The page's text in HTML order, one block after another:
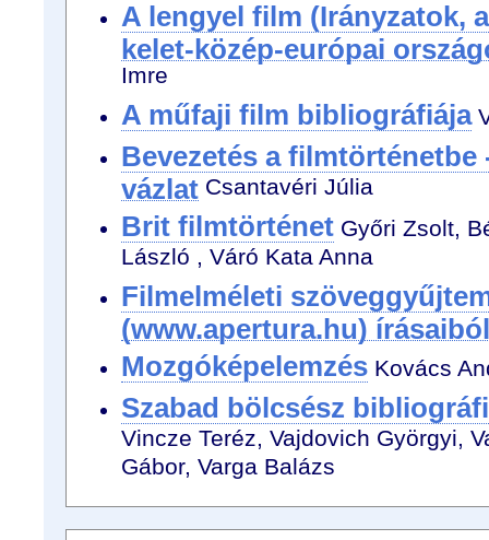
A lengyel film (Irányzatok,
kelet-közép-európai
Imre
A műfaji film bibliográfiája
Bevezetés a filmtörténetbe
vázlat Csantavéri Júlia
Brit filmtörténet Győri Zsolt,
László , Váró Kata Anna
Filmelméleti
(www.apertura.hu) írásaiból
Mozgóképelemzés Kovács
Szabad bölcsész
Vincze Teréz, Vajdovich Györgyi,
Gábor, Varga Balázs